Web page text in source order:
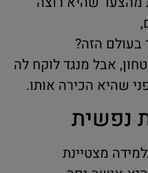
בעולם הזה?
אבל מנגד לוקח לה
שהיא הכירה אותו.
נפשית
מצטיינת